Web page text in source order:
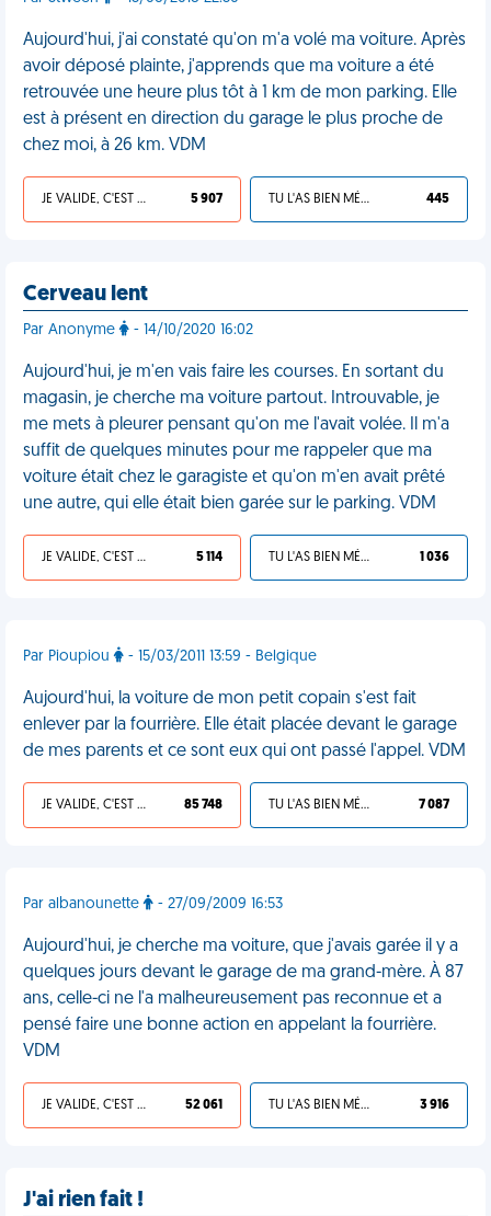
Aujourd'hui, j'ai constaté qu'on m'a volé ma voiture. Après
avoir déposé plainte, j'apprends que ma voiture a été
retrouvée une heure plus tôt à 1 km de mon parking. Elle
est à présent en direction du garage le plus proche de
chez moi, à 26 km. VDM
JE VALIDE, C'EST UNE VDM 5 907 TU L'AS BIEN MÉRITÉ 445
Cerveau lent
Par Anonyme - 14/10/2020 16:02
Aujourd'hui, je m'en vais faire les courses. En sortant du
magasin, je cherche ma voiture partout. Introuvable, je
me mets à pleurer pensant qu'on me l'avait volée. Il m'a
suffit de quelques minutes pour me rappeler que ma
voiture était chez le garagiste et qu'on m'en avait prêté
une autre, qui elle était bien garée sur le parking. VDM
JE VALIDE, C'EST UNE VDM 5 114 TU L'AS BIEN MÉRITÉ 1 036
Par Pioupiou - 15/03/2011 13:59 - Belgique
Aujourd'hui, la voiture de mon petit copain s'est fait
enlever par la fourrière. Elle était placée devant le garage
de mes parents et ce sont eux qui ont passé l'appel. VDM
JE VALIDE, C'EST UNE VDM 85 748 TU L'AS BIEN MÉRITÉ 7 087
Par albanounette - 27/09/2009 16:53
Aujourd'hui, je cherche ma voiture, que j'avais garée il y a
quelques jours devant le garage de ma grand-mère. À 87
ans, celle-ci ne l'a malheureusement pas reconnue et a
pensé faire une bonne action en appelant la fourrière.
VDM
JE VALIDE, C'EST UNE VDM 52 061 TU L'AS BIEN MÉRITÉ 3 916
J'ai rien fait !